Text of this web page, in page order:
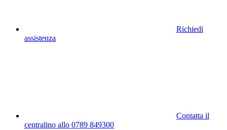
Richiedi
assistenza
Contatta il
centralino allo 0789 849300